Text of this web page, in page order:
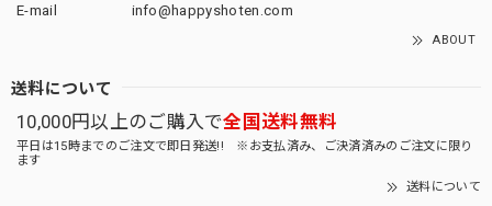
E-mail
info@happyshoten.com
ABOUT
送料について
10,000円以上のご購入で全国送料無料
平日は15時までのご注文で即日発送!! ※お支払済み、ご決済済みのご注文に限り
ます
送料について